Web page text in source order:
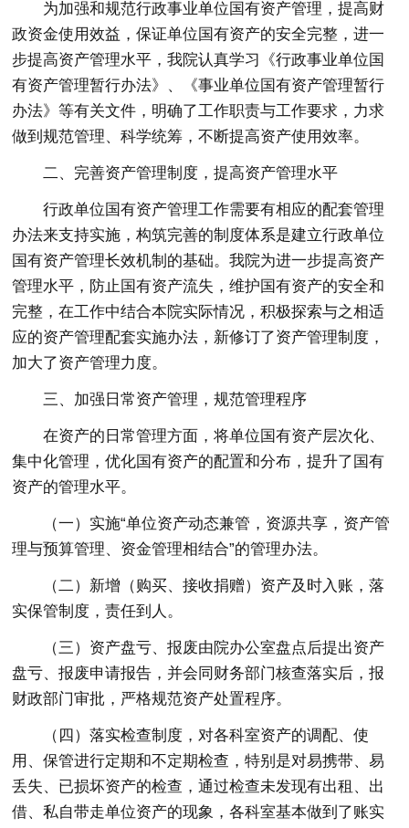
为加强和规范行政事业单位国有资产管理，提高财
政资金使用效益，保证单位国有资产的安全完整，进一
步提高资产管理水平，我院认真学习《行政事业单位国
有资产管理暂行办法》、《事业单位国有资产管理暂行
办法》等有关文件，明确了工作职责与工作要求，力求
做到规范管理、科学统筹，不断提高资产使用效率。
二、完善资产管理制度，提高资产管理水平
行政单位国有资产管理工作需要有相应的配套管理
办法来支持实施，构筑完善的制度体系是建立行政单位
国有资产管理长效机制的基础。我院为进一步提高资产
管理水平，防止国有资产流失，维护国有资产的安全和
完整，在工作中结合本院实际情况，积极探索与之相适
应的资产管理配套实施办法，新修订了资产管理制度，
加大了资产管理力度。
三、加强日常资产管理，规范管理程序
在资产的日常管理方面，将单位国有资产层次化、
集中化管理，优化国有资产的配置和分布，提升了国有
资产的管理水平。
（一）实施“单位资产动态兼管，资源共享，资产管
理与预算管理、资金管理相结合”的管理办法。
（二）新增（购买、接收捐赠）资产及时入账，落
实保管制度，责任到人。
（三）资产盘亏、报废由院办公室盘点后提出资产
盘亏、报废申请报告，并会同财务部门核查落实后，报
财政部门审批，严格规范资产处置程序。
（四）落实检查制度，对各科室资产的调配、使
用、保管进行定期和不定期检查，特别是对易携带、易
丢失、已损坏资产的检查，通过检查未发现有出租、出
借、私自带走单位资产的现象，各科室基本做到了账实